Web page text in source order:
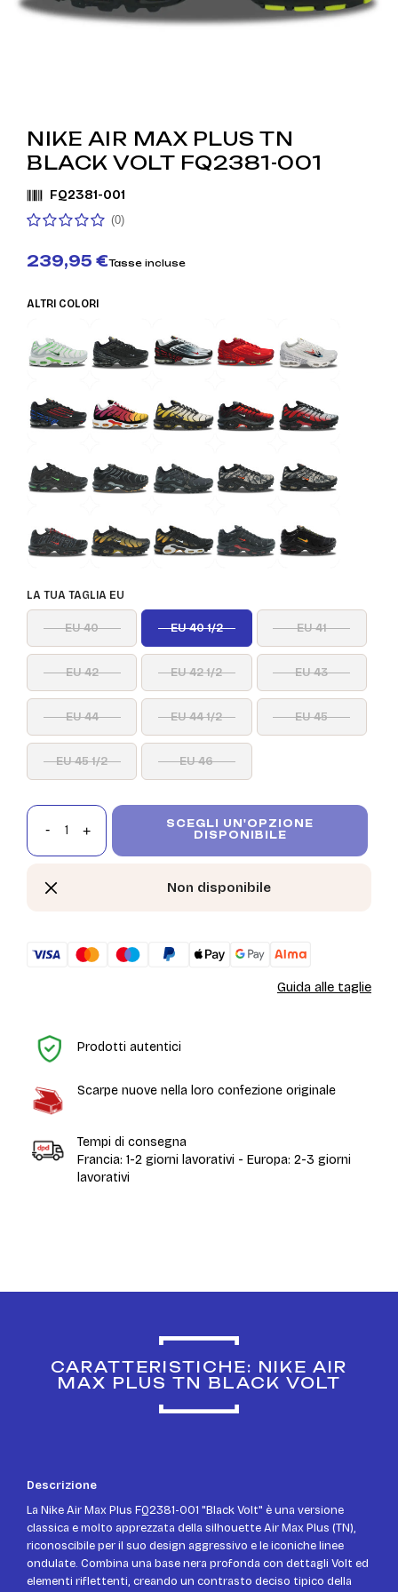
NIKE AIR MAX PLUS TN
BLACK VOLT FQ2381-001
FQ2381-001
(0)
239,95 €Tasse incluse
ALTRI COLORI
LA TUA TAGLIA EU
EU 40 EU 40 1/2 EU 41
EU 42 EU 42 1/2 EU 43
EU 44 EU 44 1/2 EU 45
EU 45 1/2 EU 46
SCEGLI UN'OPZIONE
DISPONIBILE
Non disponibile
Guida alle taglie
Prodotti autentici
Scarpe nuove nella loro confezione originale
Tempi di consegna
Francia: 1-2 giorni lavorativi - Europa: 2-3 giorni
lavorativi
CARATTERISTICHE: NIKE AIR
MAX PLUS TN BLACK VOLT
Descrizione
La Nike Air Max Plus FQ2381-001 "Black Volt" è una versione
classica e molto apprezzata della silhouette Air Max Plus (TN),
riconoscibile per il suo design aggressivo e le iconiche linee
ondulate. Combina una base nera profonda con dettagli Volt ed
elementi riflettenti, creando un contrasto deciso tipico della